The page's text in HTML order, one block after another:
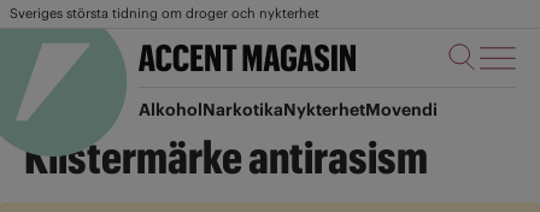
Sveriges största tidning om droger och nykterhet
AlkoholNarkotikaNykterhetMovendi
Klistermärke antirasism